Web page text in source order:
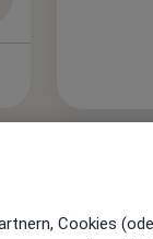
Cookies